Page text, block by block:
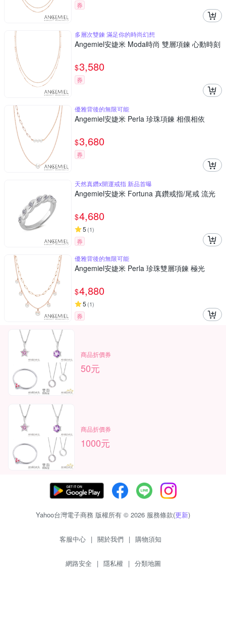
券
多層次雙鍊 滿足你的時尚幻想
Angemiel安婕米 Moda時尚 雙層項鍊 心動時刻
$3,580
券
優雅背後的無限可能
Angemiel安婕米 Perla 珍珠項鍊 相偎相依
$3,680
券
天然真鑽x開運戒指 新品首曝
Angemiel安婕米 Fortuna 真鑽戒指/尾戒 流光
$4,680
5 (1)
券
優雅背後的無限可能
Angemiel安婕米 Perla 珍珠雙層項鍊 極光
$4,880
5 (1)
券
商品折價券
50元
商品折價券
1000元
Yahoo台灣電子商務 版權所有 © 2026 服務條款(更新)
客服中心 | 關於我們 | 購物須知
網路安全 | 隱私權 | 分類地圖